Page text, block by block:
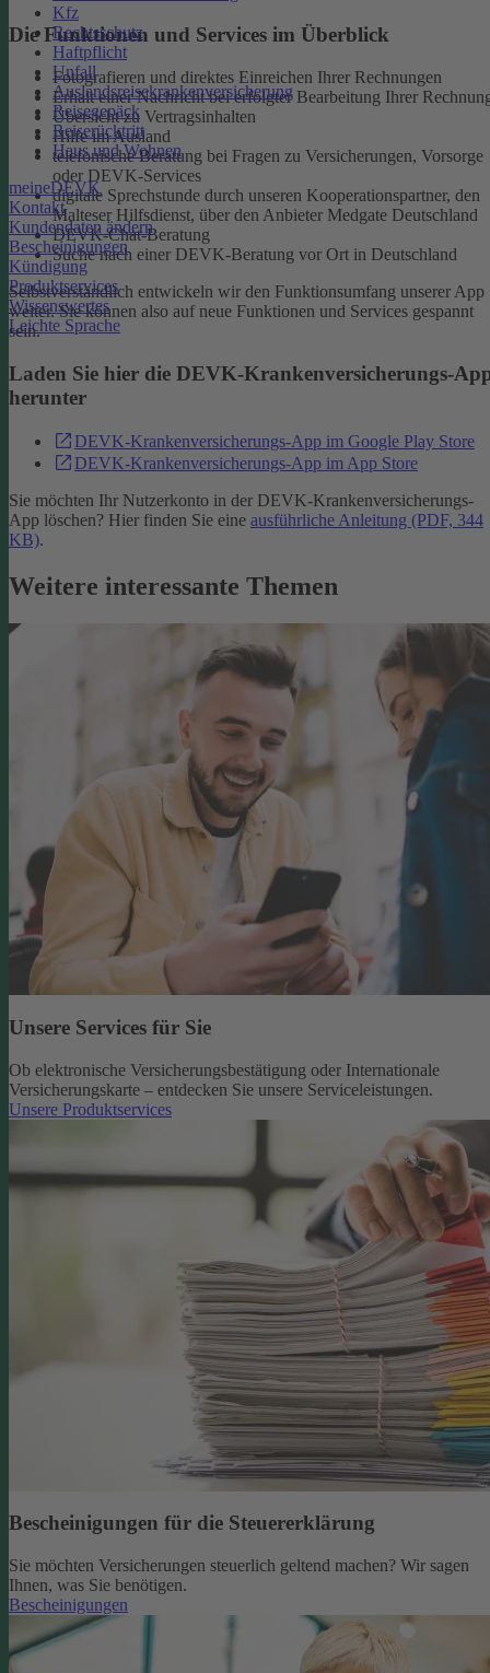
Kfz
Rechtsschutz
Haftpflicht
Unfall
Auslandsreisekrankenversicherung
Reisegepäck
Reiserücktritt
Haus und Wohnen
meineDEVK
Kontakt
Kundendaten ändern
Bescheinigungen
Kündigung
Produktservices
Wissenswertes
Leichte Sprache
Die Funktionen und Services im Überblick
Fotografieren und direktes Einreichen Ihrer Rechnungen
Erhalt einer Nachricht bei erfolgter Bearbeitung Ihrer
Übersicht zu Vertragsinhalten
Hilfe im Ausland
telefonische Beratung bei Fragen zu Versicherungen, Vorsorge
oder DEVK-Services
digitale Sprechstunde durch unseren Kooperationspartner, den
Malteser Hilfsdienst, über den Anbieter Medgate Deutschland
DEVK-Chat-Beratung
Suche nach einer DEVK-Beratung vor Ort in Deutschland
Selbstverständlich entwickeln wir den Funktionsumfang unserer App
weiter. Sie können also auf neue Funktionen und Services gespannt
sein.
Laden Sie hier die DEVK-Krankenversicherungs-
herunter
DEVK-Krankenversicherungs-App im Google Play Store
DEVK-Krankenversicherungs-App im App Store
Sie möchten Ihr Nutzerkonto in der DEVK-Krankenversicherungs-
App löschen? Hier finden Sie eine ausführliche Anleitung (PDF, 344
KB).
Weitere interessante Themen
Unsere Services für Sie
Ob elektronische Versicherungsbestätigung oder Internationale
Versicherungskarte – entdecken Sie unsere Serviceleistungen.
Unsere Produktservices
Bescheinigungen für die Steuererklärung
Sie möchten Versicherungen steuerlich geltend machen? Wir sagen
Ihnen, was Sie benötigen.
Bescheinigungen